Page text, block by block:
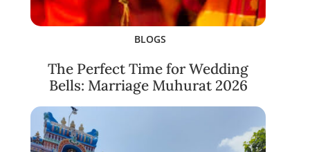
BLOGS
The Perfect Time for Wedding
Bells: Marriage Muhurat 2026